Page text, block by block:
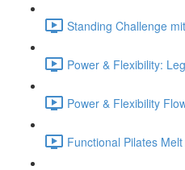
Standing Challenge
Power & Flexibility:
Power & Flexibility
Functional Pilates